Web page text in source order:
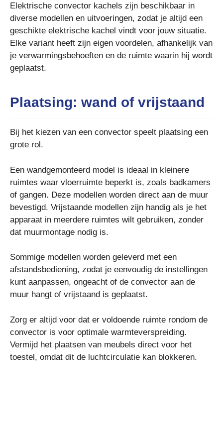
Elektrische convector kachels zijn beschikbaar in
diverse modellen en uitvoeringen, zodat je altijd een
geschikte elektrische kachel vindt voor jouw situatie.
Elke variant heeft zijn eigen voordelen, afhankelijk van
je verwarmingsbehoeften en de ruimte waarin hij wordt
geplaatst.
Plaatsing: wand of vrijstaand
Bij het kiezen van een convector speelt plaatsing een
grote rol.
Een wandgemonteerd model is ideaal in kleinere
ruimtes waar vloerruimte beperkt is, zoals badkamers
of gangen. Deze modellen worden direct aan de muur
bevestigd. Vrijstaande modellen zijn handig als je het
apparaat in meerdere ruimtes wilt gebruiken, zonder
dat muurmontage nodig is.
Sommige modellen worden geleverd met een
afstandsbediening, zodat je eenvoudig de instellingen
kunt aanpassen, ongeacht of de convector aan de
muur hangt of vrijstaand is geplaatst.
Zorg er altijd voor dat er voldoende ruimte rondom de
convector is voor optimale warmteverspreiding.
Vermijd het plaatsen van meubels direct voor het
toestel, omdat dit de luchtcirculatie kan blokkeren.